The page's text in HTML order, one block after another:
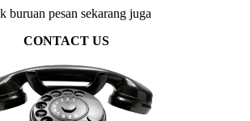
buruan pesan sekarang juga
CONTACT US